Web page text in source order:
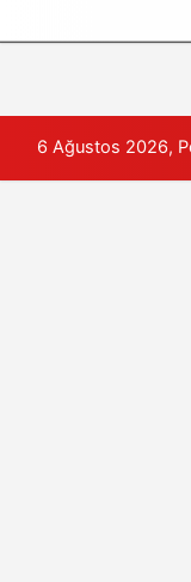
6 Ağustos 2026,